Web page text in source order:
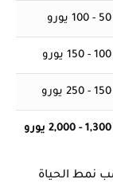
50 - 100 يورو
100 - 150 يورو
150 - 250 يورو
1,300 - 2,000 يورو
نمط الحياة